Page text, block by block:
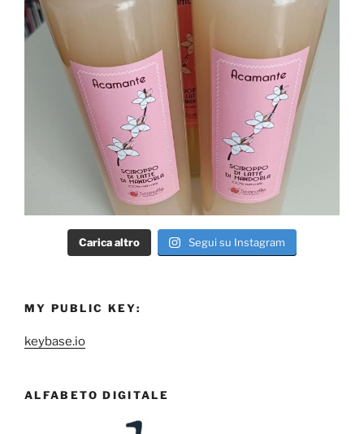
Carica altro Segui su Instagram
MY PUBLIC KEY:
keybase.io
ALFABETO DIGITALE